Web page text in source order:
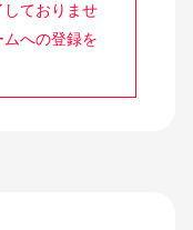
しておりませ
への登録を